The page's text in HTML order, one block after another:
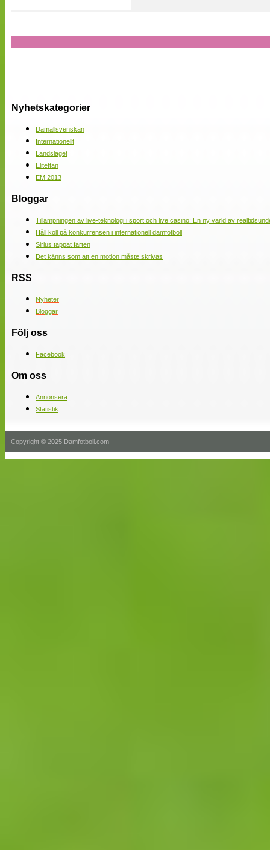
Nyhetskategorier
Damallsvenskan
Internationellt
Landslaget
Elitettan
EM 2013
Bloggar
Tillämpningen av live-teknologi i sport och live casino: En ny värld av
Håll koll på konkurrensen i internationell damfotboll
Sirius tappat farten
Det känns som att en motion måste skrivas
RSS
Nyheter
Bloggar
Följ oss
Facebook
Om oss
Annonsera
Statistik
Copyright © 2025 Damfotboll.com